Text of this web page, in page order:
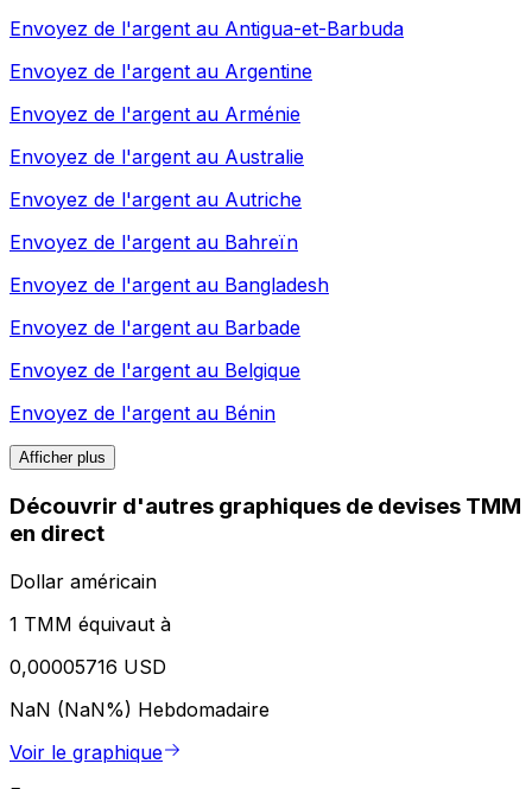
Envoyez de l'argent au Antigua-et-Barbuda
Envoyez de l'argent au Argentine
Envoyez de l'argent au Arménie
Envoyez de l'argent au Australie
Envoyez de l'argent au Autriche
Envoyez de l'argent au Bahreïn
Envoyez de l'argent au Bangladesh
Envoyez de l'argent au Barbade
Envoyez de l'argent au Belgique
Envoyez de l'argent au Bénin
Afficher plus
Découvrir d'autres graphiques de devises TMM
en direct
Dollar américain
1 TMM équivaut à
0,00005716 USD
NaN (NaN%) Hebdomadaire
Voir le graphique